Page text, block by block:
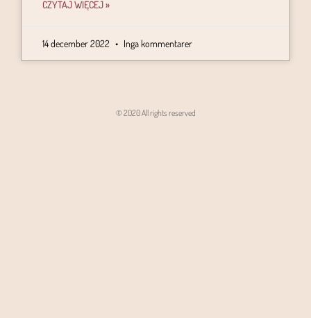
CZYTAJ WIĘCEJ »
14 december 2022 Inga kommentarer
© 2020 All rights reserved